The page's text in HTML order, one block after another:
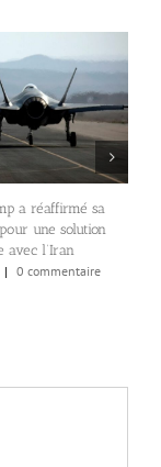
a réaffirmé sa
une solution
avec l’Iran
| 0 commentaire